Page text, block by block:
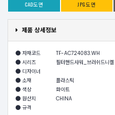
CAD도면 JPG도면
제품 상세정보
자재코드
TF-AC724083.WH
시리즈
필터핸드샤워_브러쉬드
디자이너
소재
플라스틱
색상
화이트
원산지
CHINA
규격